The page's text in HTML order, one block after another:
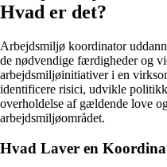
Hvad er det?
Arbejdsmiljø koordinator
de nødvendige færdigheder og
arbejdsmiljøinitiativer i en
identificere risici, udvikle
overholdelse af gældende love
arbejdsmiljøområdet.
Hvad Laver en